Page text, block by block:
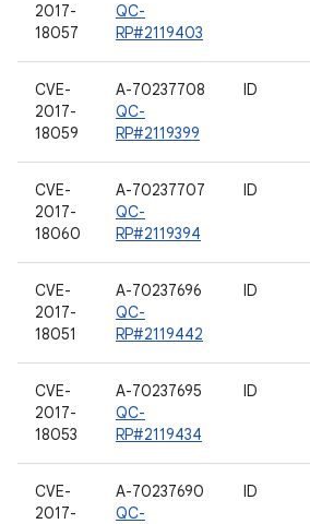
2017-
18057
QC-
RP#2119403
CVE-
2017-
18059
A-70237708
QC-
RP#2119399
ID
CVE-
2017-
18060
A-70237707
QC-
RP#2119394
ID
CVE-
2017-
18051
A-70237696
QC-
RP#2119442
ID
CVE-
2017-
18053
A-70237695
QC-
RP#2119434
ID
CVE-
2017-
A-70237690
QC-
ID